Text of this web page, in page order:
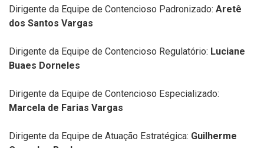
Dirigente da Equipe de Contencioso Padronizado: Aretê
dos Santos Vargas
Dirigente da Equipe de Contencioso Regulatório: Luciane
Buaes Dorneles
Dirigente da Equipe de Contencioso Especializado:
Marcela de Farias Vargas
Dirigente da Equipe de Atuação Estratégica: Guilherme